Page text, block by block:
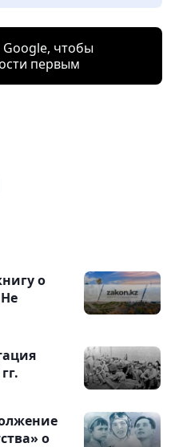
чтобы
первым
о
о